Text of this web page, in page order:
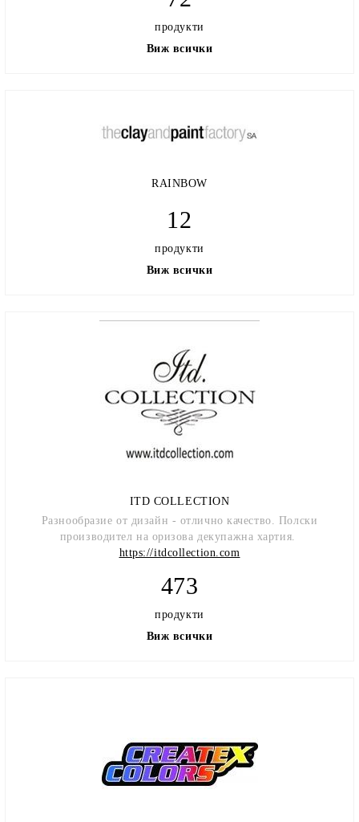
продукти
Виж всички
RAINBOW
12
продукти
Виж всички
ITD COLLECTION
Разнообразие от дизайн - отлично качество. Полски
производител на оризова декупажна хартия.
https://itdcollection.com
473
продукти
Виж всички